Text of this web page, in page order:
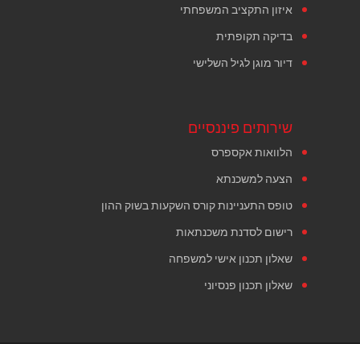
איזון התקציב המשפחתי
בדיקה תקופתית
דיור מוגן לגיל השלישי
שירותים פיננסיים
הלוואות אקספרס
הצעה למשכנתא
טופס התעניינות קורס השקעות בשוק ההון
רישום לסדנת משכנתאות
שאלון תכנון אישי למשפחה
שאלון תכנון פנסיוני